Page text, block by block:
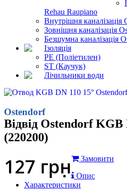
Rehau Raupiano
Внутрішня каналізація
Зовнішня каналізація
Безшумна каналізація
Ізоляція
PE (Поліетилен)
ST (Каучук)
Лічильники води
Ostendorf
Відвід Ostendorf KGB
(220200)
127 грн
Замовити
Опис
Характеристики